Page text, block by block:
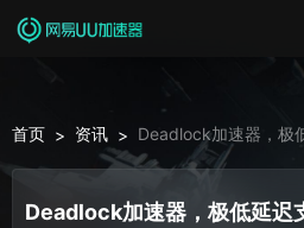
首页 > 资讯 > Deadlock加速器，极
Deadlock加速器，极低延迟